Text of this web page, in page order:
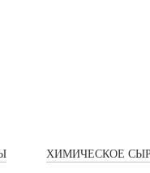
ХИМИЧЕСКОЕ